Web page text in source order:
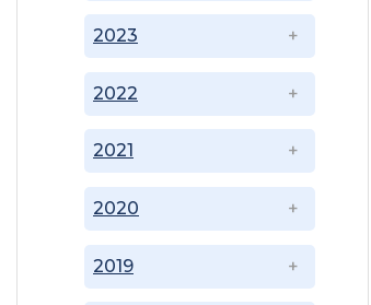
2019
2020
2021
2022
2023